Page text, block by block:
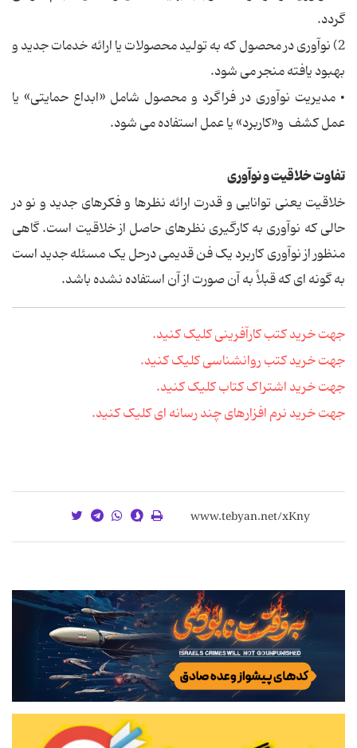
گردد.
2) نوآوری در محصول که به تولید محصولات یا ارائه خدمات جدید و
بهبود یافته منجر می شود.
• مدیریت نوآوری در فراگرد و محصول شامل «ابداع حمایتی» یا
عمل کشف و«کاربرد» یا عمل استفاده می شود.
تفاوت خلاقیت و نوآوری
خلاقیت یعنی توانایی و قدرت ارائه نظرها و فکرهای جدید و نو در
حالی که نوآوری به کارگیری نظرهای حاصل از خلاقیت است. گاهی
منظور از نوآوری کاربرد یک فن قدیمی درحل یک مسئله جدید است
به گونه ای که قبلاً به آن صورت از آن استفاده نشده باشد.
جهت خرید کتب کارآفرینی کلیک کنید.
جهت خرید کتب روانشناسی کلیک کنید.
جهت خرید اشتراک کتاب کلیک کنید.
جهت خرید نرم افزارهای چند رسانه ای کلیک کنید.